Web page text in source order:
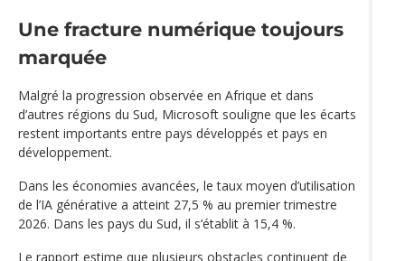
Une fracture numérique toujours
marquée
Malgré la progression observée en Afrique et dans
d’autres régions du Sud, Microsoft souligne que les écarts
restent importants entre pays développés et pays en
développement.
Dans les économies avancées, le taux moyen d’utilisation
de l’IA générative a atteint 27,5 % au premier trimestre
2026. Dans les pays du Sud, il s’établit à 15,4 %.
Le rapport estime que plusieurs obstacles continuent de